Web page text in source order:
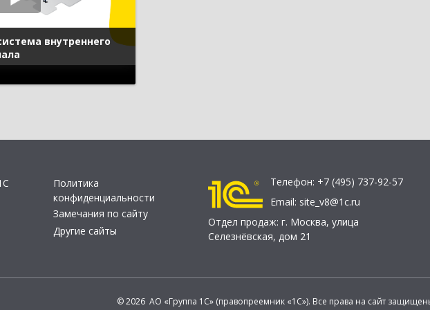
внутреннего
Политика
конфиденциальности
Замечания по сайту
Другие сайты
Телефон: +7 (495) 737-92-57
Email: site_v8@1c.ru
Отдел продаж: г. Москва, улица
Селезнёвская, дом 21
© 2026 АО «Группа 1С» (правопреемник «1С»). Все права на сайт